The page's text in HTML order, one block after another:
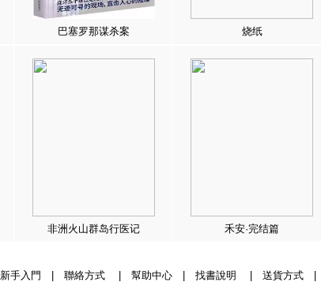
巴塞罗那谋杀案 烧纸
非洲火山群岛行医记 禾安·完结篇
新手入門 聯絡方式| 幫助中心| 找書說明 送貨方式|